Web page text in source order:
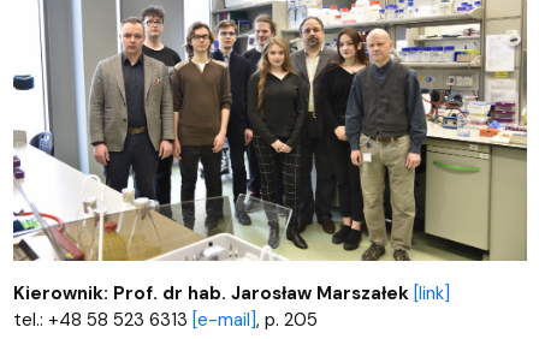
Kierownik: Prof. dr hab. Jarosław Marszałek [link]
tel.: +48 58 523 6313 [e-mail], p. 205